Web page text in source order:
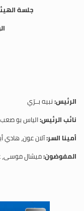
جلسة
الرئيس:نبيه بــرّي
نائب الرئيس:الياس بو صعب
أمينا السر:آلان عون، هادي
المفوضون:ميشال موسى،